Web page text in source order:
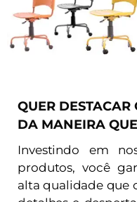
QUER DESTACAR
DA MANEIRA
Investindo em
produtos, você
alta qualidade que